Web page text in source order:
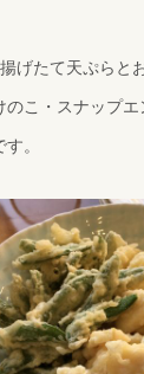
げたて天ぷらと
こ・スナップエ
。